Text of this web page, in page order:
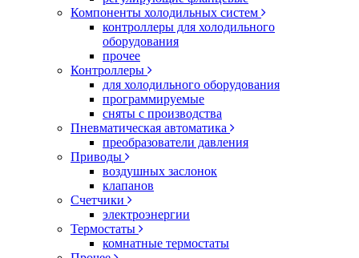
Компоненты холодильных систем
контроллеры для холодильного
оборудования
прочее
Контроллеры
для холодильного оборудования
программируемые
сняты с производства
Пневматическая автоматика
преобразователи давления
Приводы
воздушных заслонок
клапанов
Счетчики
электроэнергии
Термостаты
комнатные термостаты